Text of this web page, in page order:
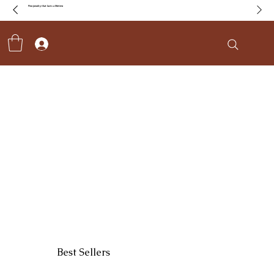
Fine jewelry that lasts a lifetime
Best Sellers